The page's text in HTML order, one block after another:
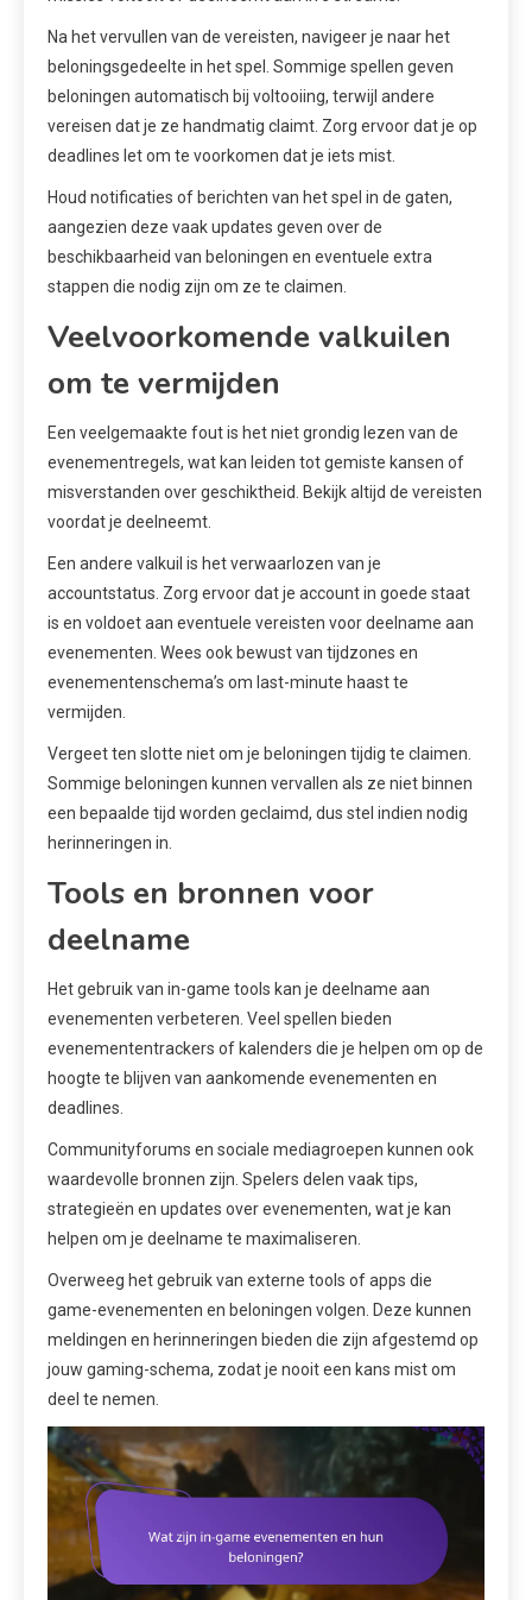
Na het vervullen van de vereisten, navigeer je naar het
beloningsgedeelte in het spel. Sommige spellen geven
beloningen automatisch bij voltooiing, terwijl andere
vereisen dat je ze handmatig claimt. Zorg ervoor dat je op
deadlines let om te voorkomen dat je iets mist.
Houd notificaties of berichten van het spel in de gaten,
aangezien deze vaak updates geven over de
beschikbaarheid van beloningen en eventuele extra
stappen die nodig zijn om ze te claimen.
Veelvoorkomende valkuilen
om te vermijden
Een veelgemaakte fout is het niet grondig lezen van de
evenementregels, wat kan leiden tot gemiste kansen of
misverstanden over geschiktheid. Bekijk altijd de vereisten
voordat je deelneemt.
Een andere valkuil is het verwaarlozen van je
accountstatus. Zorg ervoor dat je account in goede staat
is en voldoet aan eventuele vereisten voor deelname aan
evenementen. Wees ook bewust van tijdzones en
evenementenschema’s om last-minute haast te
vermijden.
Vergeet ten slotte niet om je beloningen tijdig te claimen.
Sommige beloningen kunnen vervallen als ze niet binnen
een bepaalde tijd worden geclaimd, dus stel indien nodig
herinneringen in.
Tools en bronnen voor
deelname
Het gebruik van in-game tools kan je deelname aan
evenementen verbeteren. Veel spellen bieden
evenemententrackers of kalenders die je helpen om op de
hoogte te blijven van aankomende evenementen en
deadlines.
Communityforums en sociale mediagroepen kunnen ook
waardevolle bronnen zijn. Spelers delen vaak tips,
strategieën en updates over evenementen, wat je kan
helpen om je deelname te maximaliseren.
Overweeg het gebruik van externe tools of apps die
game-evenementen en beloningen volgen. Deze kunnen
meldingen en herinneringen bieden die zijn afgestemd op
jouw gaming-schema, zodat je nooit een kans mist om
deel te nemen.